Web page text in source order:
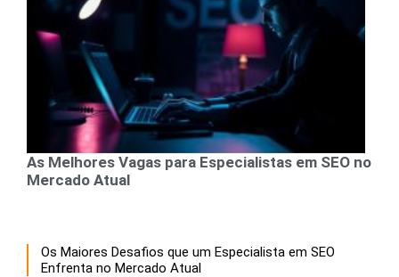
As Melhores Vagas para Especialistas em SEO no
Mercado Atual
Os Maiores Desafios que um Especialista em SEO
Enfrenta no Mercado Atual